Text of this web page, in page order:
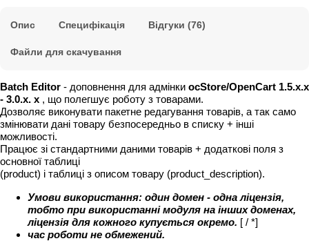
Опис Специфікація Відгуки (76)
Файли для скачування
Batch Editor - доповнення для адмінки ocStore/OpenCart 1.5.x.x
- 3.0.x. x , що полегшує роботу з товарами.
Дозволяє виконувати пакетне редагування товарів, а так само
змінювати дані товару безпосередньо в списку + інші
можливості.
Працює зі стандартними даними товарів + додаткові поля з
основної таблиці
(product) і таблиці з описом товару (product_description).
Умови використання: один домен - одна ліцензія,
тобто при використанні модуля на інших доменах,
ліцензія для кожного купується окремо. [ / *]
час роботи не обмежений.